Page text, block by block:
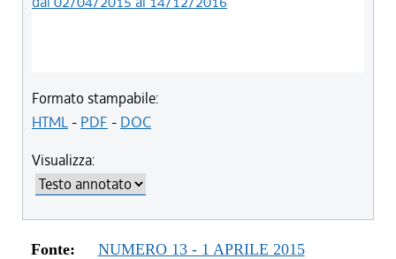
Formato stampabile:
HTML- PDF - DOC
Visualizza:
Fonte:
NUMERO 13 - 1 APRILE 2015